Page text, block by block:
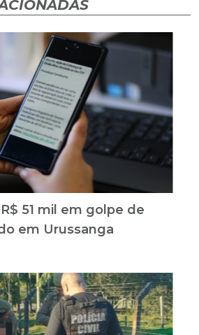
51 mil em golpe de
em Urussanga